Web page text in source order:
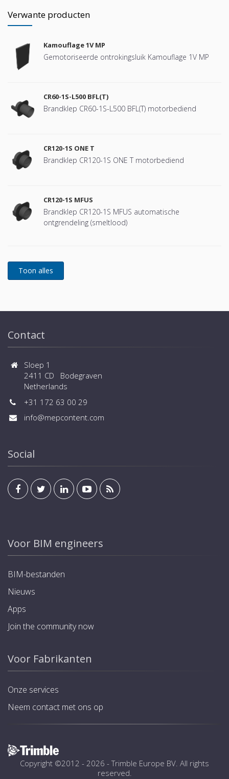
Verwante producten
Kamouflage 1V MP
Gemotoriseerde ontrokingsluik Kamouflage 1V MP
CR60-1S-L500 BFL(T)
Brandklep CR60-1S-L500 BFL(T) motorbediend
CR120-1S ONE T
Brandklep CR120-1S ONE T motorbediend
CR120-1S MFUS
Brandklep CR120-1S MFUS automatische
ontgrendeling (smeltlood)
Contact
Sloep 1
2411 CD Bodegraven
Netherlands
+31 172 63 00 29
info@mepcontent.com
Social
Voor BIM engineers
BIM-bestanden
Nieuws
Apps
Join the community now
Voor Fabrikanten
Onze services
Neem contact met ons op
Copyright ©2012 - 2026 -Trimble Europe BV . All rights
reserved.